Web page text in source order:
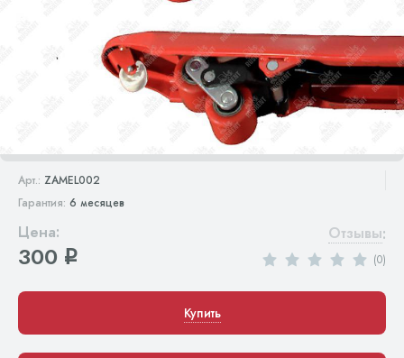
Арт.: ZAMEL002
Гарантия: 6 месяцев
Цена:
300 q
Отзывы:
(0)
Купить